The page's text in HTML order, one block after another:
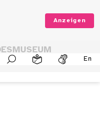
Anzeigen
En